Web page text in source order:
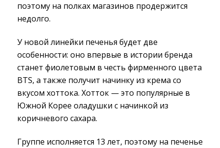
поэтому на полках магазинов продержится
недолго.
У новой линейки печенья будет две
особенности: оно впервые в истории бренда
станет фиолетовым в честь фирменного цвета
BTS, а также получит начинку из крема со
вкусом хоттока. Хотток — это популярные в
Южной Корее оладушки с начинкой из
коричневого сахара.
Группе исполняется 13 лет, поэтому на печенье